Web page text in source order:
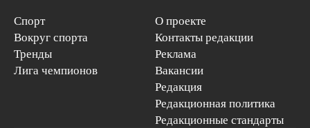
Спорт
Вокруг спорта
Тренды
Лига чемпионов
О проекте
Контакты редакции
Реклама
Вакансии
Редакция
Редакционная политика
Редакционные стандарты